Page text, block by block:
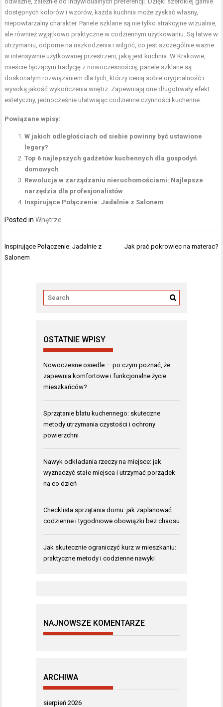
dostępnych kolorów i wzorów, każda kuchnia może zyskać własny,
niepowtarzalny charakter. Panele szklane są nie tylko atrakcyjne wizualnie,
ale również wyjątkowo praktyczne w codziennym użytkowaniu. Są łatwe w
utrzymaniu, odporne na uszkodzenia i wilgoć, co jest szczególnie ważne
w intensywnie użytkowanej przestrzeni, jaką jest kuchnia. W Krakowie,
mieście łączącym tradycję z nowoczesnością, panele szklane są
doskonałym rozwiązaniem dla tych, którzy cenią sobie oryginalność i
wysoką jakość wykończenia wnętrz. Zapewniają one długotrwały efekt
estetyczny, jednocześnie ułatwiając codzienne czynności kuchenne.
Powiązane wpisy:
W jakich odległościach od siebie powinny być ustawione
legary?
Top 6 najlepszych gadżetów kuchennych dla gospodyń
domowych
Rewolucja w zarządzaniu nieruchomościami: Najlepsze
narzędzia dla profesjonalistów
Inspirujące Połączenie: Jadalnie z Salonem
Posted inWnętrze
Nawigacja
wpisu
Inspirujące Połączenie: Jadalnie z
Salonem
Jak prać pokrowiec na materac?
OSTATNIE WPISY
Nowoczesne osiedle — po czym poznać, że
zapewnia komfortowe i funkcjonalne życie
mieszkańców?
Sprzątanie blatu kuchennego: skuteczne
metody utrzymania czystości i ochrony
powierzchni
Nawyk odkładania rzeczy na miejsce: jak
wyznaczyć stałe miejsca i utrzymać porządek
na co dzień
Checklista sprzątania domu: jak zaplanować
codzienne i tygodniowe obowiązki bez chaosu
Jak skutecznie ograniczyć kurz w mieszkaniu:
praktyczne metody i codzienne nawyki
NAJNOWSZE KOMENTARZE
ARCHIWA
sierpień 2026